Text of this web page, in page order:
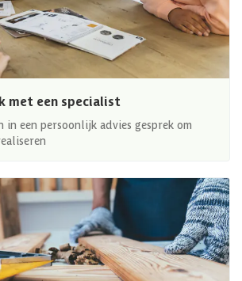
met een specialist
in een persoonlijk advies gesprek om